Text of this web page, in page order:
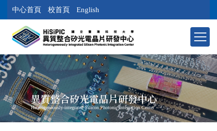
到
內
容
區
塊
中心首頁 校首頁 English
異質整合矽光電晶片研發中心
Heterogeneously-integrated Silicon Photonic Integration Center